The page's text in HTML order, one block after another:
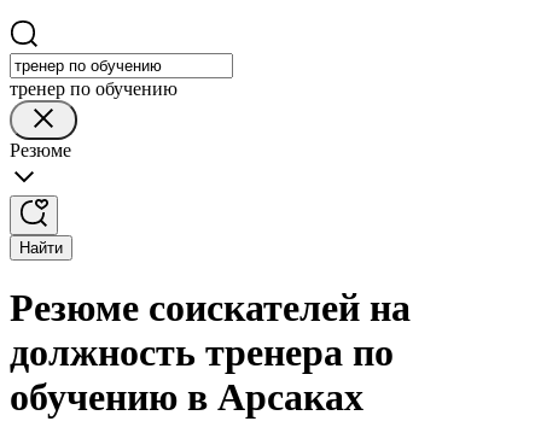
тренер по обучению
Резюме
Найти
Резюме соискателей на
должность тренера по
обучению в Арсаках